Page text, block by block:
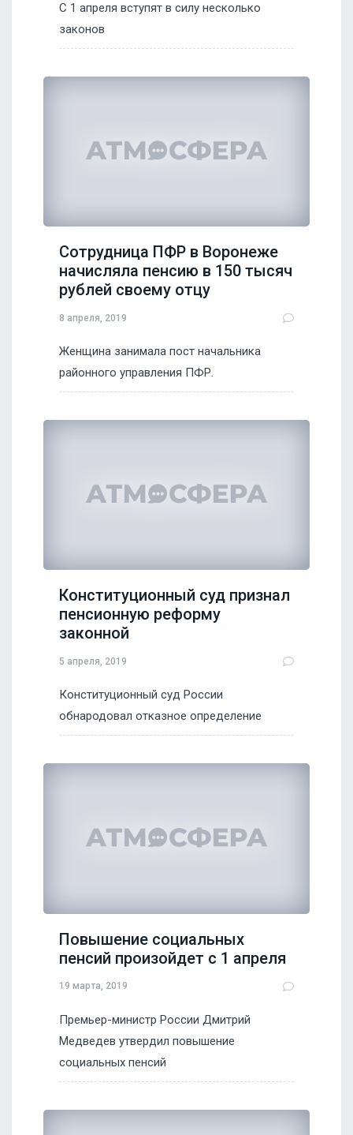
С 1 апреля вступят в силу несколько
законов
Сотрудница ПФР в Воронеже
начисляла пенсию в 150 тысяч
рублей своему отцу
8 апреля, 2019
Женщина занимала пост начальника
районного управления ПФР.
Конституционный суд признал
пенсионную реформу
законной
5 апреля, 2019
Конституционный суд России
обнародовал отказное определение
Повышение социальных
пенсий произойдет с 1 апреля
19 марта, 2019
Премьер-министр России Дмитрий
Медведев утвердил повышение
социальных пенсий